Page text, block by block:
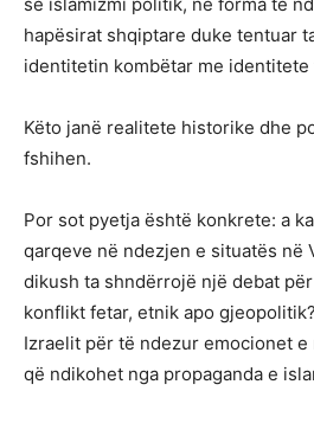
hapësirat shqiptare duke tentuar
identitetin kombëtar me
Këto janë realitete historike dhe
fshihen.
Por sot pyetja është konkrete: a
qarqeve në ndezjen e situatës në
dikush ta shndërrojë një debat
konflikt fetar, etnik apo
Izraelit për të ndezur emocionet
që ndikohet nga propaganda e